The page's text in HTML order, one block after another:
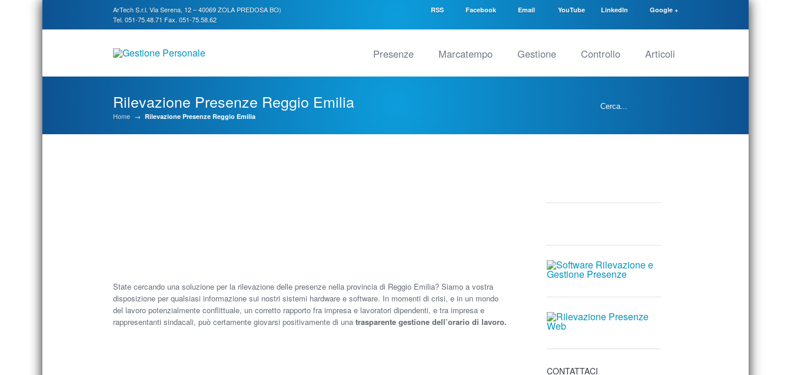
ArTech S.r.l. Via Serena, 12 – 40069 ZOLA PREDOSA BO)
Tel. 051-75.48.71 Fax. 051-75.58.62
RSS Facebook Email YouTube LinkedIn Google +
Presenze Marcatempo Gestione Controllo Articoli
Rilevazione Presenze Reggio Emilia
Home → Rilevazione Presenze Reggio Emilia
State cercando una soluzione per la rilevazione delle presenze nella provincia di Reggio Emilia? Siamo a vostra
disposizione per qualsiasi informazione sui nostri sistemi hardware e software. In momenti di crisi, e in un mondo
del lavoro potenzialmente conflittuale, un corretto rapporto fra impresa e lavoratori dipendenti, e tra impresa e
rappresentanti sindacali, può certamente giovarsi positivamente di una trasparente gestione dell’orario di lavoro.
CONTATTACI